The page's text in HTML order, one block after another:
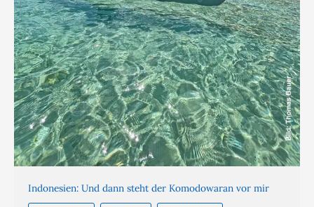
Indonesien: Und dann steht der Komodowaran vor mir